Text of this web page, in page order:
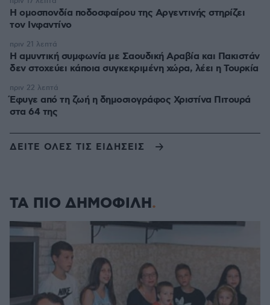
Η ομοσπονδία ποδοσφαίρου της Αργεντινής στηρίζει
τον Ινφαντίνο
Η αμυντική συμφωνία με Σαουδική Αραβία και Πακιστάν
δεν στοχεύει κάποια συγκεκριμένη χώρα, λέει η Τουρκία
πριν 21 λεπτά
Έφυγε από τη ζωή η δημοσιογράφος Χριστίνα Πιτουρά
στα 64 της
πριν 22 λεπτά
ΔΕΙΤΕ ΟΛΕΣ ΤΙΣ ΕΙΔΗΣΕΙΣ
ΤΑ ΠΙΟ ΔΗΜΟΦΙΛΗ